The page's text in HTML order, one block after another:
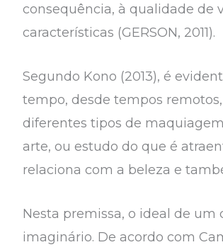
consequência, à qualidade de
características (GERSON, 2011).
Segundo Kono (2013), é
tempo, desde tempos
diferentes tipos de
arte, ou estudo do que é
relaciona com a beleza e
Nesta premissa, o ideal de
imaginário. De acordo com